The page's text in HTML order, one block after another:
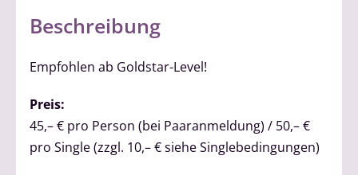
Beschreibung
Empfohlen ab Goldstar-Level!
Preis:
45,– € pro Person (bei Paaranmeldung) / 50,– €
pro Single (zzgl. 10,– € siehe Singlebedingungen)